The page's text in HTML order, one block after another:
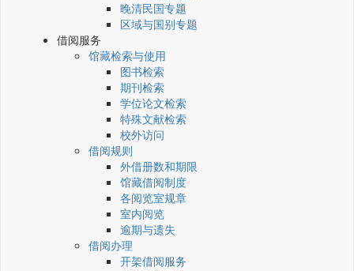
晚清民国专题
区域与国别专题
借阅服务
馆藏检索与使用
图书检索
期刊检索
学位论文检索
特殊文献检索
校外访问
借阅规则
外借册数和期限
馆藏借阅制度
各阅览室规章
室内阅览
逾期与遗失
借阅办理
开架借阅服务